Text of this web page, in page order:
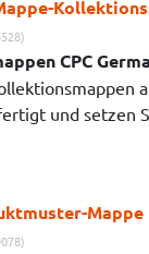
CPC
und setzen
Mappe